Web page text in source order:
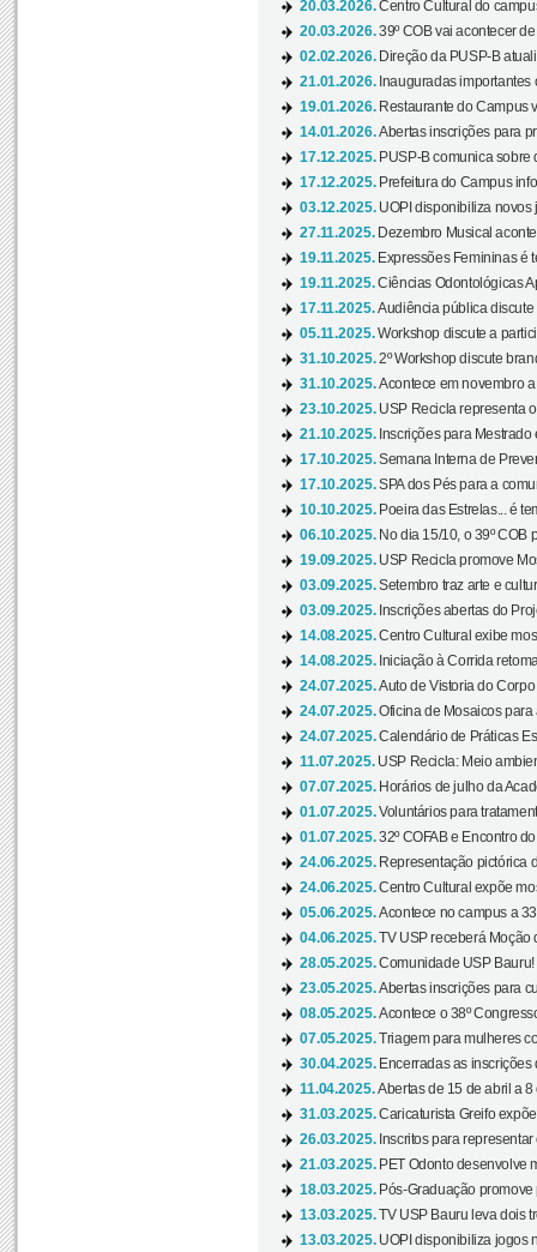
20.03.2026.Centro Cultural do
20.03.2026.39º COB vai acontecer
02.02.2026. Direção da PUSP-B
21.01.2026. Inauguradas
19.01.2026. Restaurante do Campus
14.01.2026.Abertas inscrições para
17.12.2025. PUSP-B comunica sobre
17.12.2025. Prefeitura do Campus
03.12.2025. UOPI disponibiliza novos
27.11.2025. Dezembro Musical
19.11.2025. Expressões Femininas é
19.11.2025.Ciências Odontológicas
17.11.2025.Audiência pública
05.11.2025.Workshop discute a
31.10.2025.2º Workshop discute
31.10.2025.Acontece em novembro
23.10.2025. USP Recicla representa
21.10.2025. Inscrições para
17.10.2025.Semana Interna de
17.10.2025.SPA dos Pés para a
10.10.2025. Poeira das Estrelas... é
06.10.2025. No dia 15/10, o 39º COB
19.09.2025. USP Recicla promove
03.09.2025.Setembro traz arte e
03.09.2025. Inscrições abertas do
14.08.2025.Centro Cultural exibe
14.08.2025. Iniciação à Corrida
24.07.2025.Auto de Vistoria do
24.07.2025.Oficina de Mosaicos
24.07.2025.Calendário de Práticas
11.07.2025. USP Recicla: Meio
07.07.2025. Horários de julho da
01.07.2025.Voluntários para
01.07.2025.32º COFAB e Encontro
24.06.2025. Representação pictórica
24.06.2025.Centro Cultural expõe
05.06.2025.Acontece no campus a
04.06.2025.TV USP receberá Moção
28.05.2025.Comunidade USP Bauru!
23.05.2025.Abertas inscrições para
08.05.2025.Acontece o 38º
07.05.2025.Triagem para mulheres
30.04.2025. Encerradas as inscrições
11.04.2025.Abertas de 15 de abril a
31.03.2025.Caricaturista Greifo
26.03.2025. Inscritos para
21.03.2025. PET Odonto desenvolve
18.03.2025. Pós-Graduação
13.03.2025.TV USP Bauru leva dois
13.03.2025. UOPI disponibiliza jogos